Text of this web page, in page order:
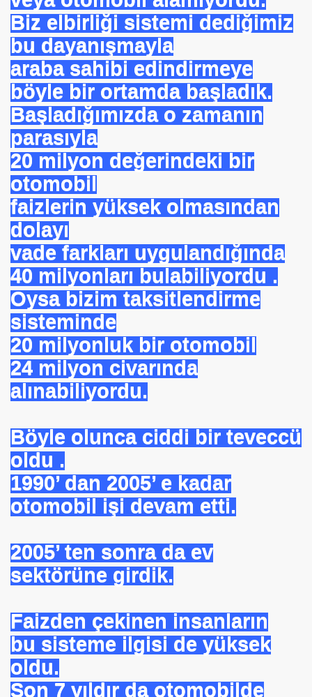
Biz elbirliği sistemi dediğimiz
bu dayanışmayla
araba sahibi edindirmeye
böyle bir ortamda başladık.
Başladığımızda o zamanın
parasıyla
20 milyon değerindeki bir
otomobil
faizlerin yüksek olmasından
dolayı
vade farkları uygulandığında
40 milyonları bulabiliyordu .
Oysa bizim taksitlendirme
sisteminde
20 milyonluk bir otomobil
24 milyon civarında
alınabiliyordu.
Böyle olunca ciddi bir teveccü
oldu .
1990’ dan 2005’ e kadar
otomobil işi devam etti.
2005’ ten sonra da ev
sektörüne girdik.
Faizden çekinen insanların
bu sisteme ilgisi de yüksek
oldu.
Son 7 yıldır da otomobilde
VAKFI
?
ARINÇ
İle
ÇELİK
EROĞLU
DİNÇER
Oturan TekProf. Maliye Bakanı